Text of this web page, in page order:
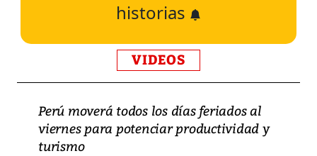
historias
VIDEOS
Perú moverá todos los días feriados al
viernes para potenciar productividad y
turismo